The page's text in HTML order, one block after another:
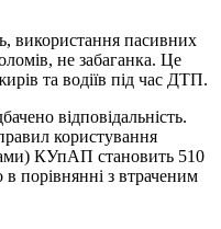
використання пасивних
не забаганка. Це
та водіїв під час ДТП.
відповідальність.
користування
КУпАП становить 510
порівнянні з втраченим